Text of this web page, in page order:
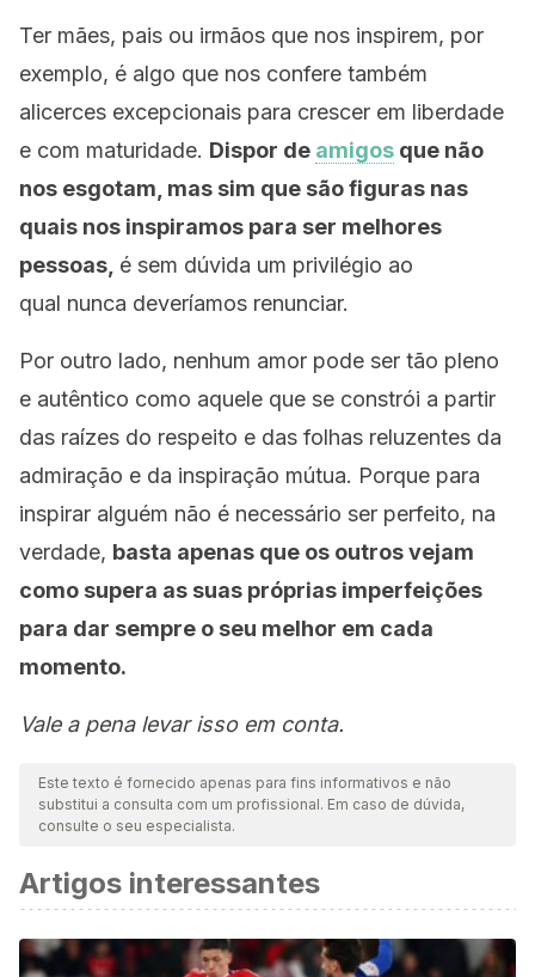
Ter mães, pais ou irmãos que nos inspirem, por
exemplo, é algo que nos confere também
alicerces excepcionais para crescer em liberdade
e com maturidade. Dispor de amigos que não
nos esgotam, mas sim que são figuras nas
quais nos inspiramos para ser melhores
pessoas, é sem dúvida um privilégio ao
qual nunca deveríamos renunciar.
Por outro lado, nenhum amor pode ser tão pleno
e autêntico como aquele que se constrói a partir
das raízes do respeito e das folhas reluzentes da
admiração e da inspiração mútua. Porque para
inspirar alguém não é necessário ser perfeito, na
verdade, basta apenas que os outros vejam
como supera as suas próprias imperfeições
para dar sempre o seu melhor em cada
momento.
Vale a pena levar isso em conta.
Este texto é fornecido apenas para fins informativos e não
substitui a consulta com um profissional. Em caso de dúvida,
consulte o seu especialista.
Artigos interessantes